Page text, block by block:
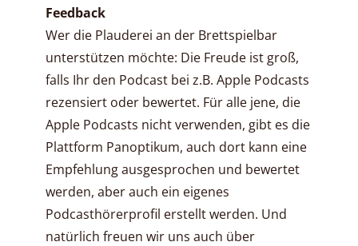
Feedback
Wer die Plauderei an der Brettspielbar
unterstützen möchte: Die Freude ist groß,
falls Ihr den Podcast bei z.B. Apple Podcasts
rezensiert oder bewertet. Für alle jene, die
Apple Podcasts nicht verwenden, gibt es die
Plattform Panoptikum, auch dort kann eine
Empfehlung ausgesprochen und bewertet
werden, aber auch ein eigenes
Podcasthörerprofil erstellt werden. Und
natürlich freuen wir uns auch über